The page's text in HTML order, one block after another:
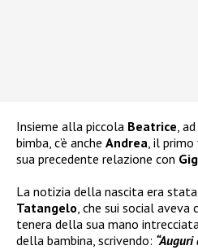
Insieme alla piccola Beatrice,
bimba, c’è anche Andrea, il
sua precedente relazione con
La notizia della nascita era
Tatangelo, che sui social aveva
tenera della sua mano
della bambina, scrivendo: